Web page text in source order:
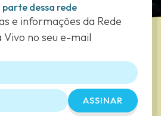
parte dessa rede
e informações da Rede
Vivo no seu e-mail
ASSINAR